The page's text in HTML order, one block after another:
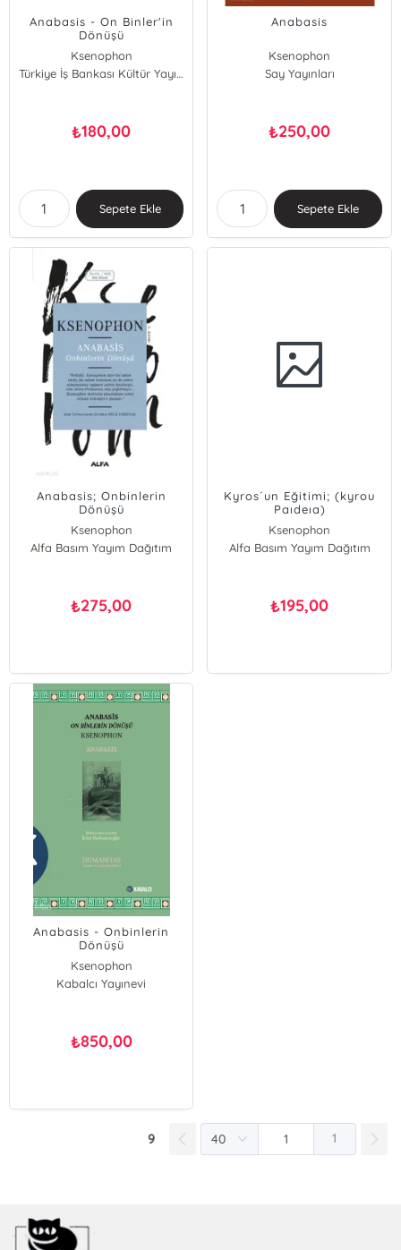
Anabasis - On Binler'in
Dönüşü
Ksenophon
Türkiye İş Bankası Kültür Yayınları
₺180,00
Sepete Ekle
Anabasis
Ksenophon
Say Yayınları
₺250,00
Sepete Ekle
Anabasis; Onbinlerin
Dönüşü
Ksenophon
Alfa Basım Yayım Dağıtım
₺275,00
Kyros´un Eğitimi; (kyrou
Paıdeıa)
Ksenophon
Alfa Basım Yayım Dağıtım
₺195,00
Anabasis - Onbinlerin
Dönüşü
Ksenophon
Kabalcı Yayınevi
₺850,00
9 1